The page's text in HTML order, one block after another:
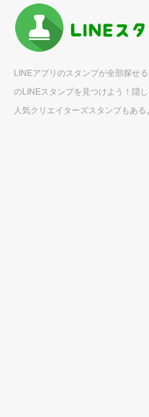
LINEアプリのスタンプが全部探せ
のLINEスタンプを見つけよう！隠
人気クリエイターズスタンプもある